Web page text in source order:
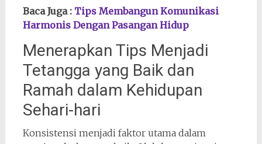
Baca Juga : Tips Membangun Komunikasi
Harmonis Dengan Pasangan Hidup
Menerapkan Tips Menjadi
Tetangga yang Baik dan
Ramah dalam Kehidupan
Sehari-hari
Konsistensi menjadi faktor utama dalam